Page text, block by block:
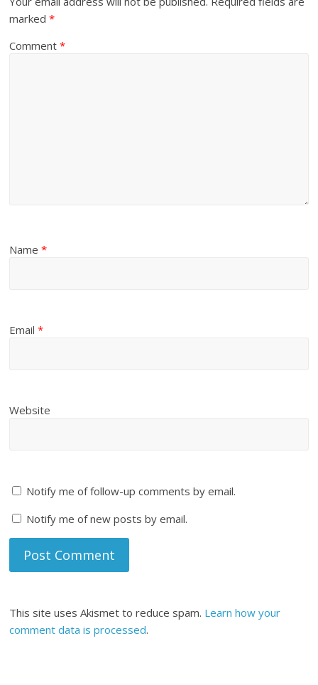
marked*
Comment*
Name*
Email*
Website
Notify me of follow-up comments by email.
Notify me of new posts by email.
This site uses Akismet to reduce spam. Learn how your
comment data is processed.